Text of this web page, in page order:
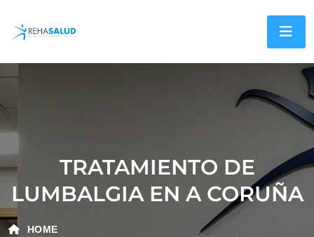
TRATAMIENTO DE
LUMBALGIA EN A CORUÑA
HOME